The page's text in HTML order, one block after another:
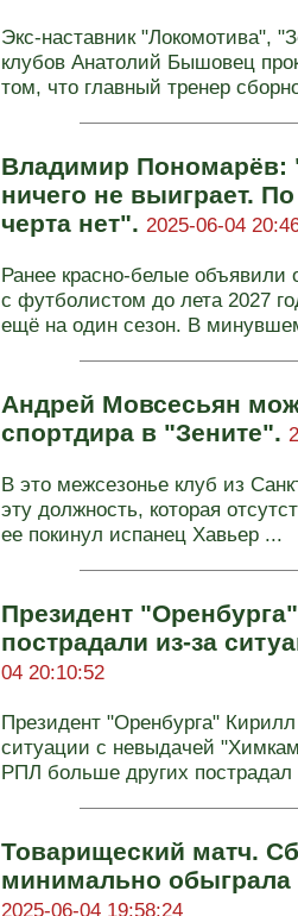
Экс-наставник "Локомотива",
клубов Анатолий Бышовец
том, что главный тренер
Владимир Пономарёв:
ничего не выиграет.
черта нет". 2025-06-04
Ранее красно-белые объявили
с футболистом до лета 2027
ещё на один сезон. В
Андрей Мовсесьян
спортдира в "Зените".
В это межсезонье клуб из
эту должность, которая
ее покинул испанец Хавьер ...
Президент
пострадали из‑за
04 20:10:52
Президент "Оренбурга"
ситуации с невыдачей
РПЛ больше других пострадал
Товарищеский матч.
минимально обыграла
2025-06-04 19:58:24